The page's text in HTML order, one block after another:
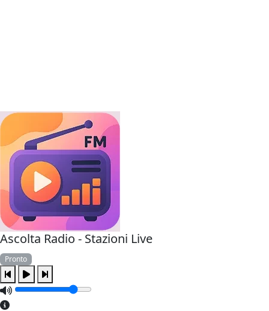
Ascolta Radio - Stazioni Live
Pronto